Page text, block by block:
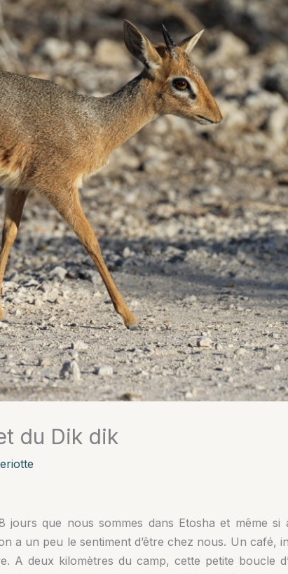
du Dik dik
que nous sommes dans Etosha et même si
a un peu le sentiment d’être chez nous. Un café,
A deux kilomètres du camp, cette petite boucle